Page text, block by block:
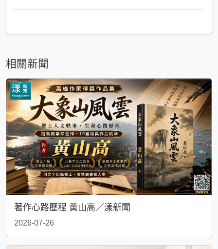
相關新聞
著作心路歷程 黃山高／漾新聞
2026-07-26